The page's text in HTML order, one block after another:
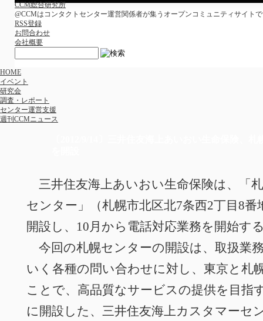
CCM総合研究所
@CCMはコンタクトセンター運営関係者が集うオープンコミュニティサイト
RSS登録
お問合わせ
会社概要
HOME
イベント
研究会
調査・レポート
センター運営支援
週刊CCMニュース
三井住友海上あいおい生命保険は、「
センター」（札幌市北区北7条西2丁目8番
開設し、10月から電話対応業務を開始す
今回の札幌センターの開設は、取扱業
いく各種の問い合わせに対し、東京と札
ことで、高品質なサービスの提供を目指
に開設した、三井住友海上カスタマーセ